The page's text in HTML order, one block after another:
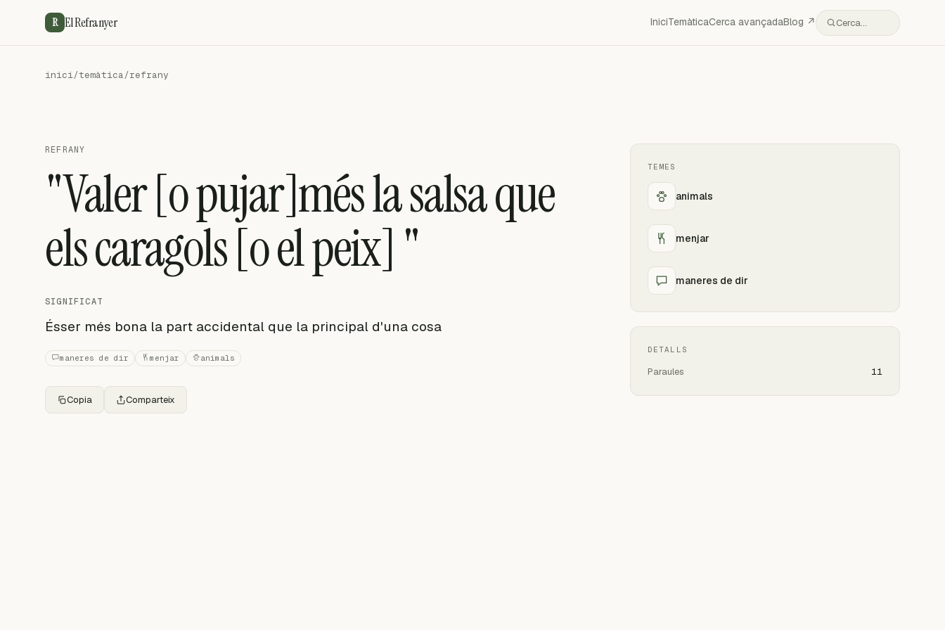
R El Refranyer IniciTemàticaCerca avançadaBlog ↗ Cerca…
inici/temàtica/refrany
REFRANY
"Valer [o pujar]més la salsa que
els caragols [o el peix] "
SIGNIFICAT
Ésser més bona la part accidental que la principal d'una cosa
maneres de dir menjar animals
Copia Comparteix
TEMES
animals
menjar
maneres de dir
DETALLS
Paraules 11